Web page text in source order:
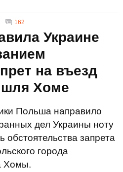
162
Украине
на въезд
Хоме
Польша направило
дел Украины ноту
обстоятельства запрета
города
Хомы.